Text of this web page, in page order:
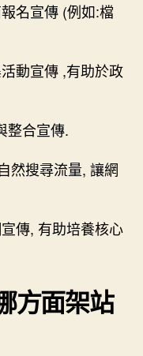
名宣傳 (例如:檔
動宣傳 ,有助於政
整合宣傳.
然搜尋流量, 讓網
傳, 有助培養核心
方面架站